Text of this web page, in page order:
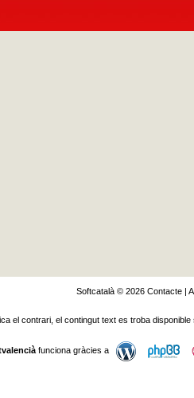
Softcatalà © 2026 Contacte|
el contrari, el contingut text es troba
funciona gràcies a